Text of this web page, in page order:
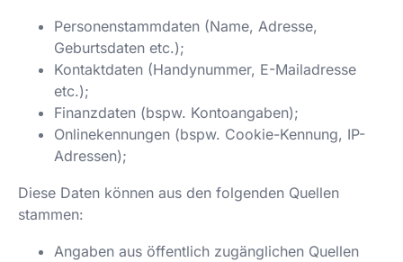
Personenstammdaten (Name, Adresse,
Geburtsdaten etc.);
Kontaktdaten (Handynummer, E-Mailadresse
etc.);
Finanzdaten (bspw. Kontoangaben);
Onlinekennungen (bspw. Cookie-Kennung, IP-
Adressen);
Diese Daten können aus den folgenden Quellen
stammen:
Angaben aus öffentlich zugänglichen Quellen